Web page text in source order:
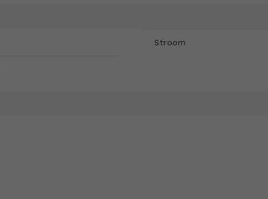
Stroom